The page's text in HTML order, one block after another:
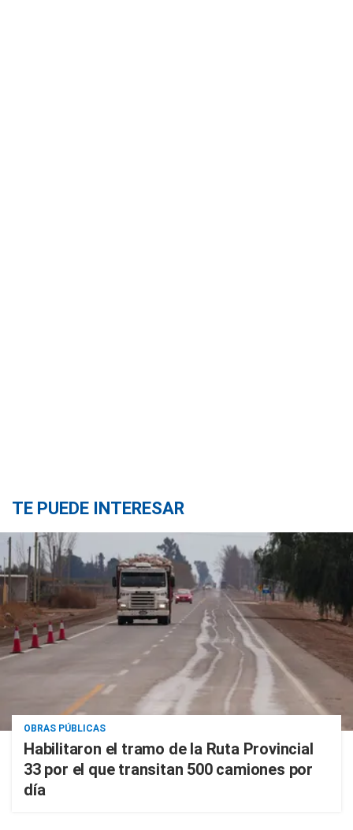
TE PUEDE INTERESAR
OBRAS PÚBLICAS
Habilitaron el tramo de la Ruta Provincial
33 por el que transitan 500 camiones por
día